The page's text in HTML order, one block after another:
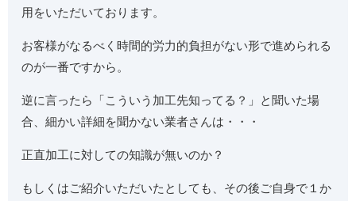
用をいただいております。
お客様がなるべく時間的労力的負担がない形で進められる
のが一番ですから。
逆に言ったら「こういう加工先知ってる？」と聞いた場
合、細かい詳細を聞かない業者さんは・・・
正直加工に対しての知識が無いのか？
もしくはご紹介いただいたとしても、その後ご自身で１か